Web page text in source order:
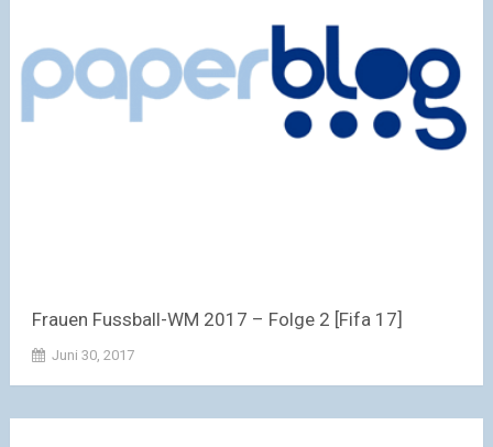
Frauen Fussball-WM 2017 – Folge 2 [Fifa 17]
Juni 30, 2017